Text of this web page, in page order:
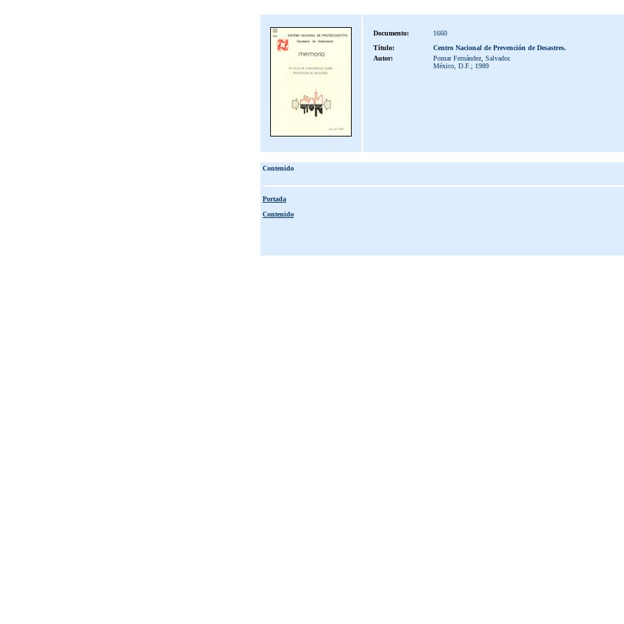
Documento:
1660
Título:
Centro Nacional de Prevención de Desastres.
Autor:
Pomar Fernández, Salvador.
México, D.F.; 1989
Contenido
Portada
Contenido